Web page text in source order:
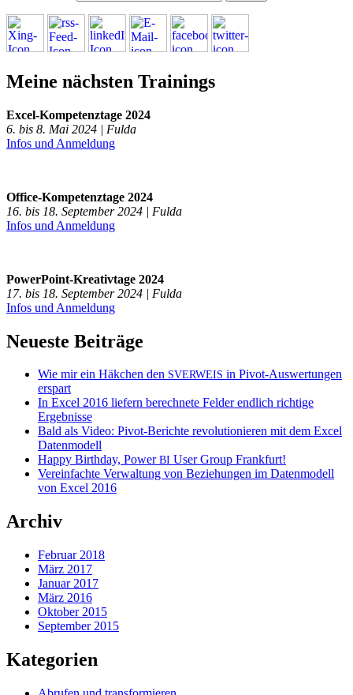
Meine nächsten Trainings
Excel-Kompetenztage 2024
6. bis 8. Mai 2024 | Fulda
Infos und Anmeldung
Office-Kompetenztage 2024
16. bis 18. September 2024 | Fulda
Infos und Anmeldung
PowerPoint-Kreativtage 2024
17. bis 18. September 2024 | Fulda
Infos und Anmeldung
Neueste Beiträge
Wie mir ein Häkchen den SVERWEIS in Pivot-Auswertungen
erspart
In Excel 2016 liefern berechnete Felder endlich richtige
Ergebnisse
Bald als Video: Pivot-Berichte revolutionieren mit dem Excel
Datenmodell
Happy Birthday, PowerBI User Group Frankfurt!
Vereinfachte Verwaltung von Beziehungen im Datenmodell
von Excel 2016
Archiv
Februar 2018
März 2017
Januar 2017
März 2016
Oktober 2015
September 2015
Kategorien